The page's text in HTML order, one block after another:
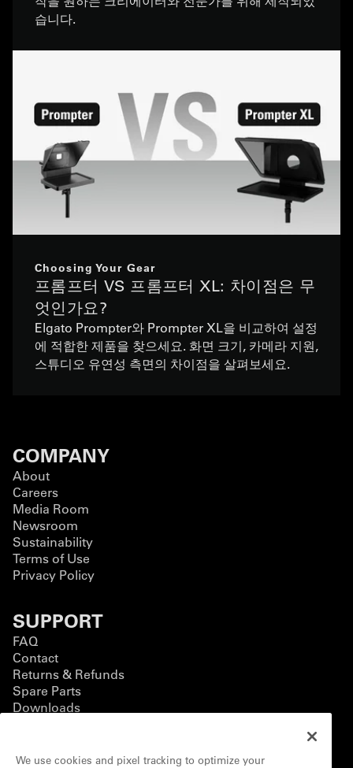
습니다.
Choosing Your Gear
프롬프터 VS 프롬프터 XL: 차이점은 무
엇인가요?
Elgato Prompter와 Prompter XL을 비교하여 설정
에 적합한 제품을 찾으세요. 화면 크기, 카메라 지원,
스튜디오 유연성 측면의 차이점을 살펴보세요.
COMPANY
About
Careers
Media Room
Newsroom
Sustainability
Terms of Use
Privacy Policy
SUPPORT
FAQ
Contact
Returns & Refunds
Spare Parts
Downloads
BUSINESS
We use cookies and pixel tracking to optimize your